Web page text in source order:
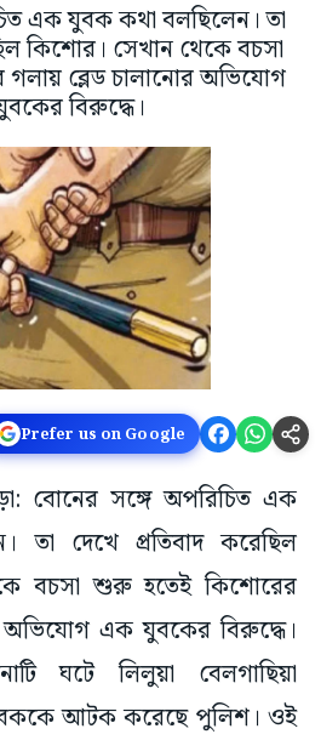
এক যুবক কথা বলছিলেন। তা
কিশোর। সেখান থেকে বচসা
ব্লেড চালানোর অভিযোগ
বিরুদ্ধে।
Prefer us on Google
বোনের সঙ্গে অপরিচিত এক
তা দেখে প্রতিবাদ করেছিল
বচসা শুরু হতেই কিশোরের
অভিযোগ এক যুবকের বিরুদ্ধে।
ঘটে লিলুয়া বেলগাছিয়া
আটক করেছে পুলিশ। ওই